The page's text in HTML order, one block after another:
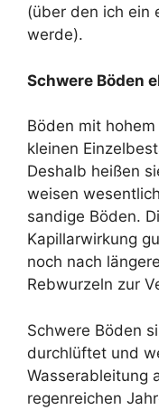
(über den ich ein
werde).
Schwere Böden
Böden mit
kleinen
Deshalb heißen
weisen
sandige Böden.
Kapillarwirkung
noch nach
Rebwurzeln zur
Schwere Böden
durchlüftet und
Wasserableitung
regenreichen